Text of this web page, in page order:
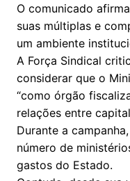
O comunicado
suas múltiplas e
um ambiente
A Força Sindical
considerar que o
“como órgão
relações entre
Durante a
número de
gastos do Estado.